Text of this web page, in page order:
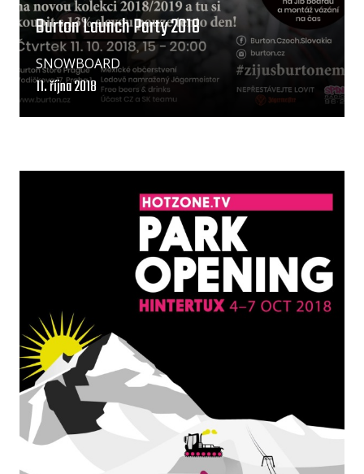
Burton Launch Party 2018
11. října 2018
SNOWBOARD